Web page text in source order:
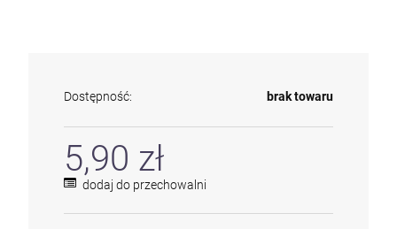
Dostępność: brak towaru
5,90 zł
dodaj do przechowalni